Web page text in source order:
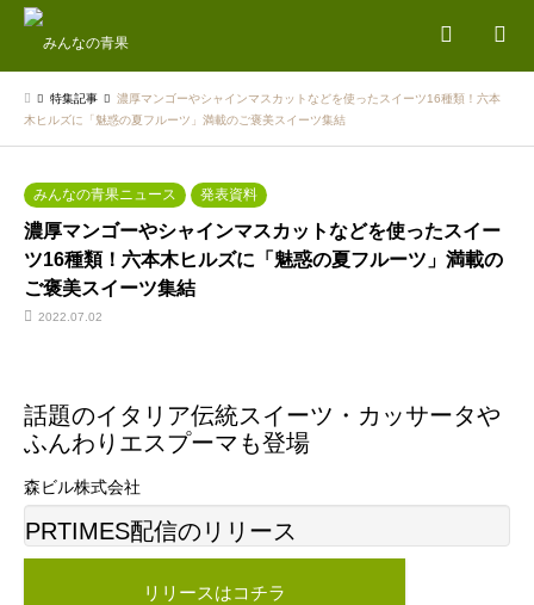
特集記事
濃厚マンゴーやシャインマスカットなどを使ったスイーツ16種類！六本
木ヒルズに「魅惑の夏フルーツ」満載のご褒美スイーツ集結
みんなの青果ニュース 発表資料
濃厚マンゴーやシャインマスカットなどを使ったスイー
ツ16種類！六本木ヒルズに「魅惑の夏フルーツ」満載の
ご褒美スイーツ集結
2022.07.02
話題のイタリア伝統スイーツ・カッサータや
ふんわりエスプーマも登場
森ビル株式会社
PRTIMES配信のリリース
リリースはコチラ